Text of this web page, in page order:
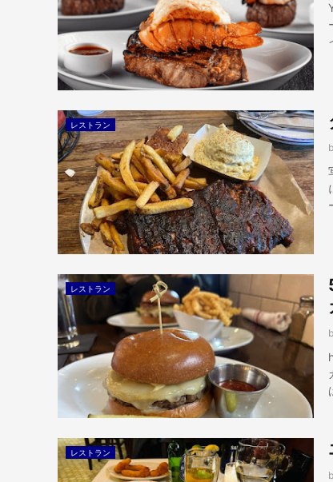
レストラン
レストラン
レストラン